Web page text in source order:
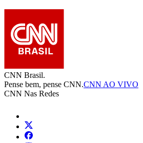
CNN Brasil.
Pense bem, pense CNN.CNN AO VIVO
CNN Nas Redes